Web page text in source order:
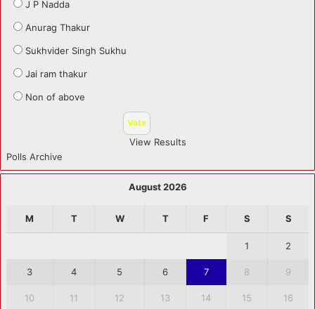
J P Nadda
Anurag Thakur
Sukhvider Singh Sukhu
Jai ram thakur
Non of above
View Results
Polls Archive
August 2026
M T W T F S S
1 2
3 4 5 6 7 8 9
10 11 12 13 14 15 16